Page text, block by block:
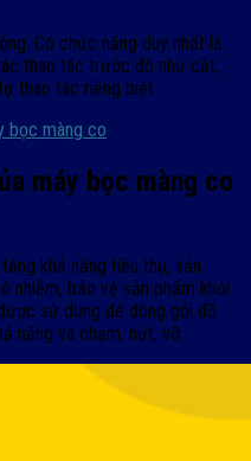
Có chức năng duy nhất là
thao tác trước đó như cắt,
thao tác riêng biệt.
bọc màng co
máy bọc màng co
khả năng tiêu thụ, sản
nhiễm, bảo vệ sản phẩm khỏi
sử dụng để đóng gói đồ
năng va chạm, nứt, vỡ.